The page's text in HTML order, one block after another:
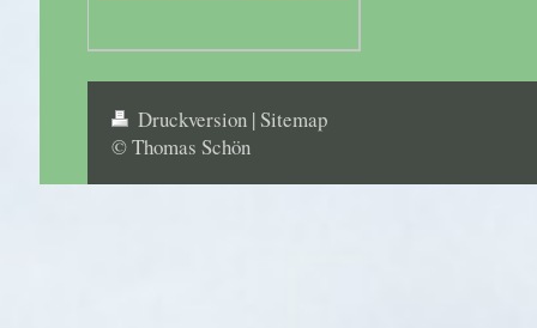
Druckversion |Sitemap
© Thomas Schön